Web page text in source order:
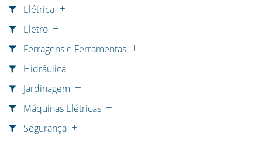
Elétrica
Eletro
Ferragens e Ferramentas
Hidráulica
Jardinagem
Máquinas Elétricas
Segurança